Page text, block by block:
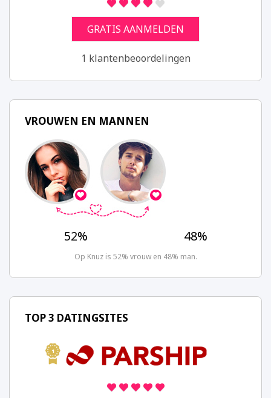
GRATIS AANMELDEN
1 klantenbeoordelingen
VROUWEN EN MANNEN
52% 48%
Op Knuz is 52% vrouw en 48% man.
TOP 3 DATINGSITES
1